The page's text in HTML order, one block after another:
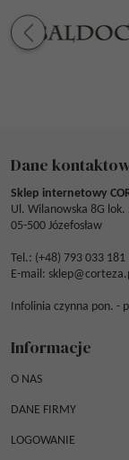
Dane
Sklep internetowy
Ul. Wilanowska 8G lok.
05-500 Józefosław
Tel.: (+48) 793 033 181
E-mail:
Infolinia czynna pon. -
Informacje
O NAS
DANE FIRMY
LOGOWANIE